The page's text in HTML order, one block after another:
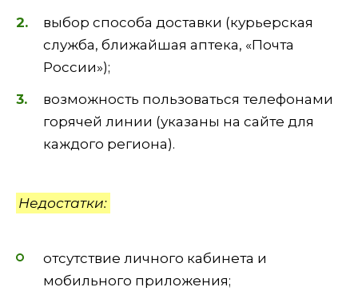
выбор способа доставки (курьерская
служба, ближайшая аптека, «Почта
России»);
возможность пользоваться телефонами
горячей линии (указаны на сайте для
каждого региона).
Недостатки:
отсутствие личного кабинета и
мобильного приложения;